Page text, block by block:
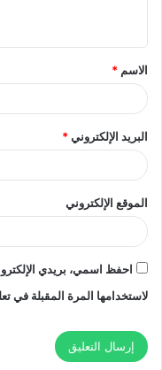
ق
*
الاسم *
البريد الإلكتروني*
الموقع الإلكتروني
احفظ اسمي، بريدي
لاستخدامها المرة المقبلة في